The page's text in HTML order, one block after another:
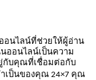
อนไลน์ที่ช่วยให้ผู้อ่าน
ออนไลน์เป็นความ
กับคุณที่เชื่อมต่อกับ
เป็นของคุณ 24×7 คุณ